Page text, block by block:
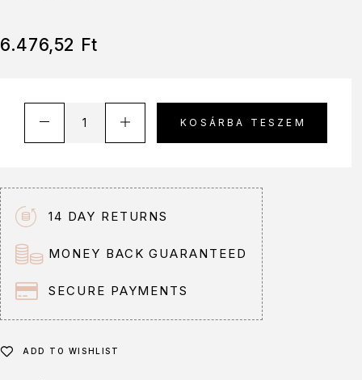
6.476,52 Ft
KOSÁRBA TESZEM
14 DAY RETURNS
MONEY BACK GUARANTEED
SECURE PAYMENTS
ADD TO WISHLIST